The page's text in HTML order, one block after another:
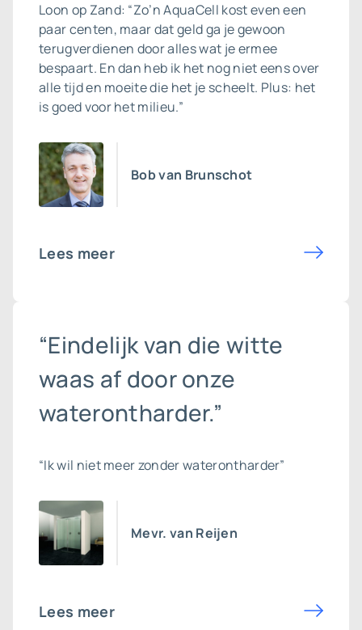
Loon op Zand: “Zo’n AquaCell kost even een
paar centen, maar dat geld ga je gewoon
terugverdienen door alles wat je ermee
bespaart. En dan heb ik het nog niet eens over
alle tijd en moeite die het je scheelt. Plus: het
is goed voor het milieu.”
Bob van Brunschot
Lees meer
“Eindelijk van die witte
waas af door onze
waterontharder.”
“Ik wil niet meer zonder waterontharder”
Mevr. van Reijen
Lees meer